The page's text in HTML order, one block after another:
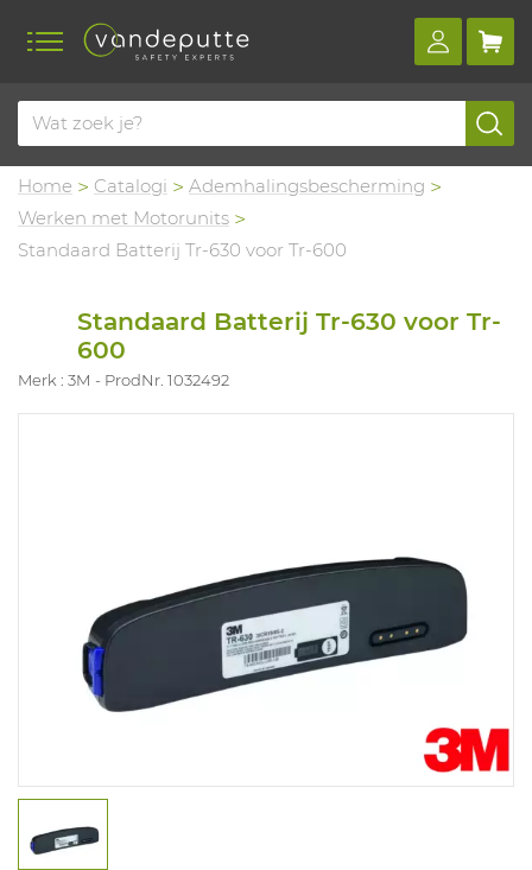
Home Catalogi
Ademhalingsbescherming
Werken met Motorunits
Standaard Batterij Tr-630 voor Tr-600
Standaard Batterij Tr-630 voor Tr-
600
Merk : 3M ProdNr. 1032492